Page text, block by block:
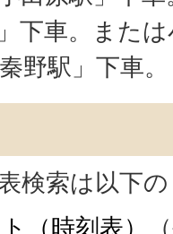
下車。また
野駅」下車
検索は以下
（時刻表）